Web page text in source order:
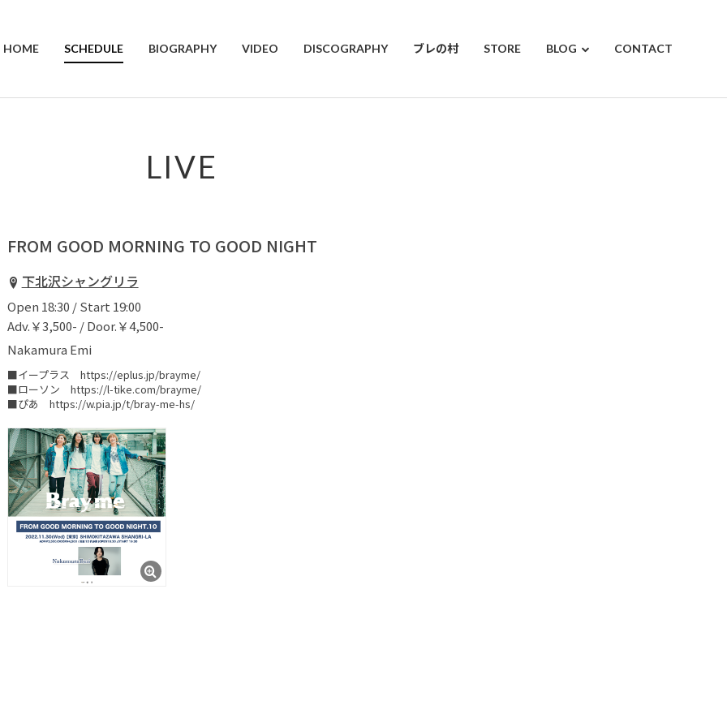
HOME SCHEDULE BIOGRAPHY VIDEO DISCOGRAPHY ブレの村 STORE BLOG CONTACT
LIVE
FROM GOOD MORNING TO GOOD NIGHT
下北沢シャングリラ
Open 18:30 / Start 19:00
Adv.￥3,500- / Door.￥4,500-
Nakamura Emi
■イープラス https://eplus.jp/brayme/
■ローソン https://l-tike.com/brayme/
■ぴあ https://w.pia.jp/t/bray-me-hs/